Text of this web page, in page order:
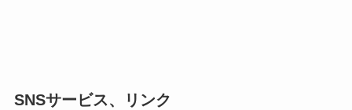
SNSサービス、リンク